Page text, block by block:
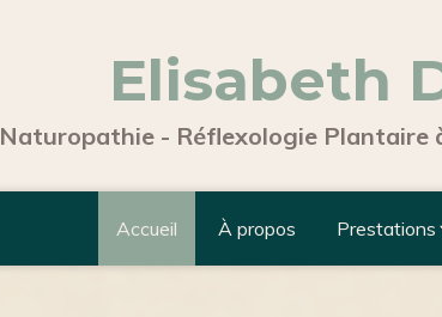
Elisabeth
Naturopathie - Réflexologie Plantaire
Accueil À propos Prestations